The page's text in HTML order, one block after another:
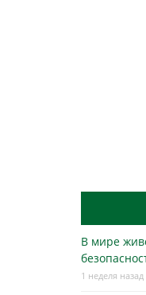
В мире
1 неделя назад